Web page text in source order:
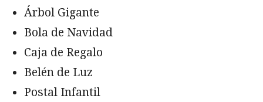
Árbol Gigante
Bola de Navidad
Caja de Regalo
Belén de Luz
Postal Infantil